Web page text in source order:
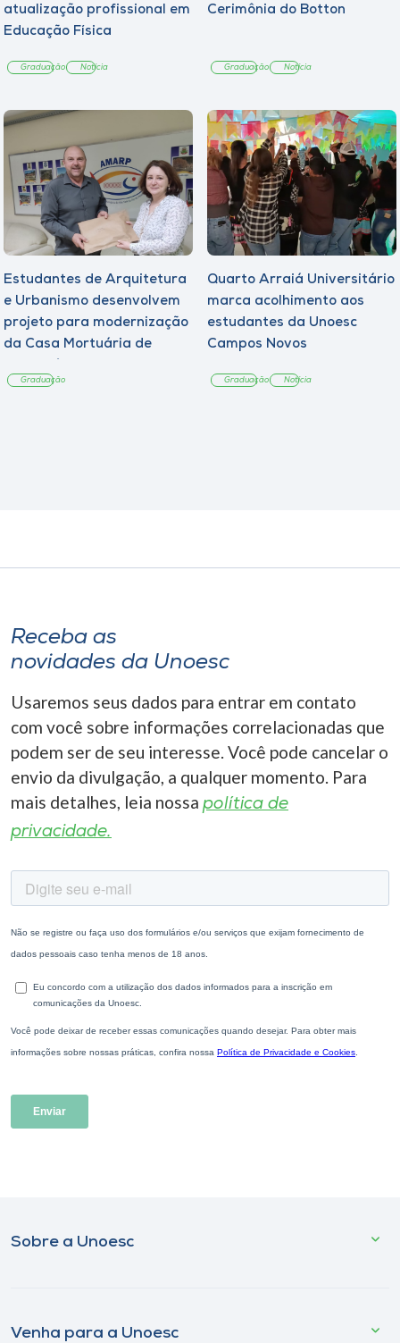
atualização profissional em
Educação Física
Graduação Notícia
Cerimônia do Botton
Graduação Notícia
Estudantes de Arquitetura
e Urbanismo desenvolvem
projeto para modernização
da Casa Mortuária de
Graduação
Quarto Arraiá Universitário
marca acolhimento aos
estudantes da Unoesc
Campos Novos
Graduação Notícia
Receba as
novidades da Unoesc
Usaremos seus dados para entrar em contato
com você sobre informações correlacionadas que
podem ser de seu interesse. Você pode cancelar o
envio da divulgação, a qualquer momento. Para
mais detalhes, leia nossa política de
privacidade.
Sobre a Unoesc
Venha para a Unoesc